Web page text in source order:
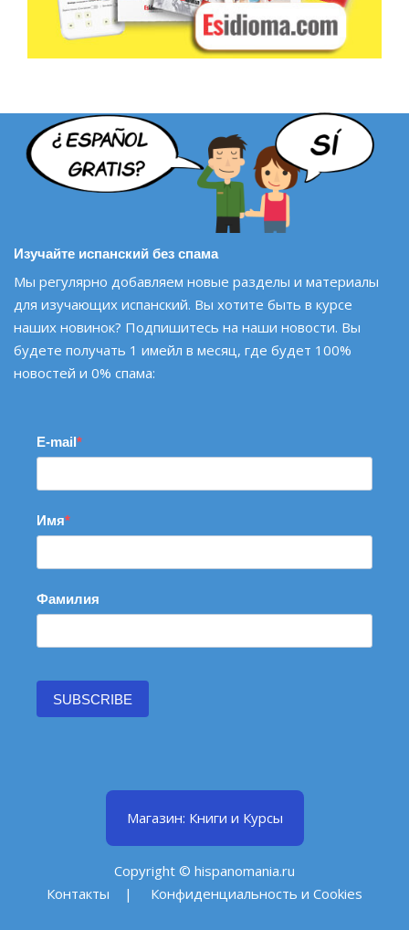
Изучайте испанский без спама
Мы регулярно добавляем новые разделы и материалы
для изучающих испанский. Вы хотите быть в курсе
наших новинок? Подпишитесь на наши новости. Вы
будете получать 1 имейл в месяц, где будет 100%
новостей и 0% спама:
E-mail
Имя
Фамилия
SUBSCRIBE
Магазин: Книги и Курсы
Copyright © hispanomania.ru
Контакты | Конфиденциальность и Cookies